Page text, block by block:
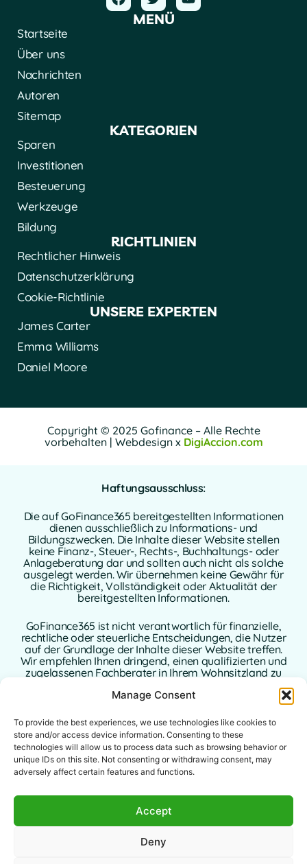
Manage Consent
To provide the best experiences, we use technologies like cookies to
store and/or access device information. Consenting to these
technologies will allow us to process data such as browsing behavior or
unique IDs on this site. Not consenting or withdrawing consent, may
adversely affect certain features and functions.
Accept
Deny
MENÜ
Startseite
Über uns
Nachrichten
Autoren
Sitemap
KATEGORIEN
Sparen
Investitionen
Besteuerung
Werkzeuge
Bildung
RICHTLINIEN
Rechtlicher Hinweis
Datenschutzerklärung
Cookie-Richtlinie
UNSERE EXPERTEN
James Carter
Emma Williams
Daniel Moore
Copyright © 2025 Gofinance – Alle Rechte
vorbehalten | Webdesign x DigiAccion.com
Haftungsausschluss:
Die auf GoFinance365 bereitgestellten Informationen
dienen ausschließlich zu Informations- und
Bildungszwecken. Die Inhalte dieser Website stellen
keine Finanz-, Steuer-, Rechts-, Buchhaltungs- oder
Anlageberatung dar und sollten auch nicht als solche
ausgelegt werden. Wir übernehmen keine Gewähr für
die Richtigkeit, Vollständigkeit oder Aktualität der
bereitgestellten Informationen.
GoFinance365 ist nicht verantwortlich für finanzielle,
rechtliche oder steuerliche Entscheidungen, die Nutzer
auf der Grundlage der Inhalte dieser Website treffen.
Wir empfehlen Ihnen dringend, einen qualifizierten und
zugelassenen Fachberater in Ihrem Wohnsitzland zu
konsultieren, bevor Sie Entscheidungen bezüglich Ihrer
persönlichen oder geschäftlichen Finanzen treffen.
Mit der Nutzung dieser Website erklären Sie sich mit
diesem Haftungsausschluss vollständig einverstanden.
Weder GoFinance365 noch seine Autoren oder
Mitwirkenden übernehmen eine Haftung für direkte,
indirekte oder Folgeschäden, die sich aus der Nutzung
Diese Website richtet sich an ein globales Publikum. Die
anwendbar oder zulässig. Jeder Nutzer ist dafür